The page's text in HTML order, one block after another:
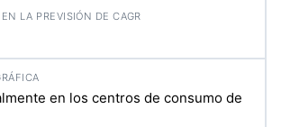
en los centros de consumo de